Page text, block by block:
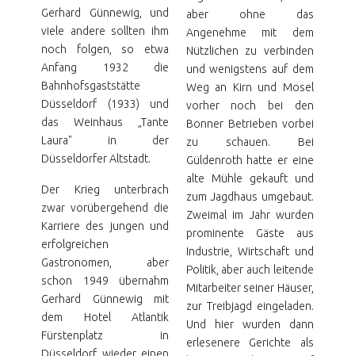
Gerhard Günnewig, und
viele andere sollten ihm
noch folgen, so etwa
Anfang 1932 die
Bahnhofsgaststätte
Düsseldorf (1933) und
das Weinhaus „Tante
Laura" in der
Düsseldorfer Altstadt.
Der Krieg unterbrach
zwar vorübergehend die
Karriere des jungen und
erfolgreichen
Gastronomen, aber
schon 1949 übernahm
Gerhard Günnewig mit
dem Hotel Atlantik
Fürstenplatz in
aber ohne das
Angenehme mit dem
Nützlichen zu verbinden
und wenigstens auf dem
Weg an Kirn und Mosel
vorher noch bei den
Bonner Betrieben vorbei
zu schauen. Bei
Güldenroth hatte er eine
alte Mühle gekauft und
zum Jagdhaus umgebaut.
Zweimal im Jahr wurden
prominente Gäste aus
Industrie, Wirtschaft und
Politik, aber auch leitende
Mitarbeiter seiner Häuser,
zur Treibjagd eingeladen.
Und hier wurden dann
erlesenere Gerichte als